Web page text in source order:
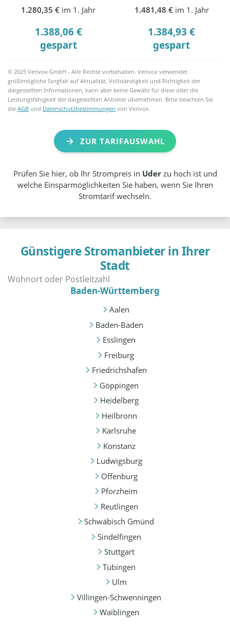
1.280,35 € im 1. Jahr
1.388,06 €
gespart
1.481,48 € im 1. Jahr
1.384,93 €
gespart
© 2025 Verivox GmbH - Alle Rechte vorbehalten. Verivox verwendet
größtmögliche Sorgfalt auf Aktualität, Vollständigkeit und Richtigkeit der
dargestellten Informationen, kann aber keine Gewähr für diese oder die
Leistungsfähigkeit der dargestellten Anbieter übernehmen. Bitte beachten Sie
dieAGB und Datenschutzbestimmungen von Verivox.
ZUR TARIFAUSWAHL
Prüfen Sie hier, ob Ihr Strompreis in Uderzu hoch ist und
welche Einsparmöglichkeiten Sie haben, wenn Sie Ihren
Stromtarif wechseln.
Günstigere Stromanbieter in Ihrer
Stadt
Baden-Württemberg
Aalen
Baden-Baden
Esslingen
Freiburg
Friedrichshafen
Göppingen
Heidelberg
Heilbronn
Karlsruhe
Konstanz
Ludwigsburg
Offenburg
Pforzheim
Reutlingen
Schwäbisch Gmünd
Sindelfingen
Stuttgart
Tübingen
Ulm
Villingen-Schwenningen
Waiblingen